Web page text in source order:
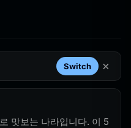
Switch ×
맛보는 나라입니다. 이 5